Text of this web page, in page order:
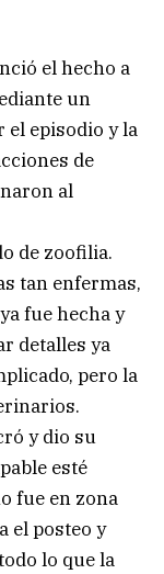
el hecho a
un
el episodio y la
de
al
de zoofilia.
tan enfermas,
fue hecha y
detalles ya
pero la
y dio su
esté
fue en zona
el posteo y
lo que la